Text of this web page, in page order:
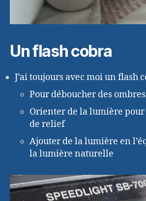
Un flash cobra
J’ai toujours avec moi un flash
Pour déboucher des
Orienter de la lumière
de relief
Ajouter de la lumière en
la lumière naturelle